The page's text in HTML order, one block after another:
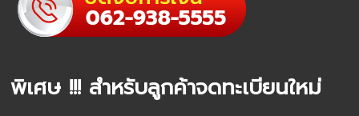
พิเศษ !!! สำหรับลูกค้าจดทะเบียนใหม่